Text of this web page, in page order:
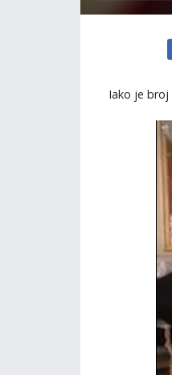
Iako je broj